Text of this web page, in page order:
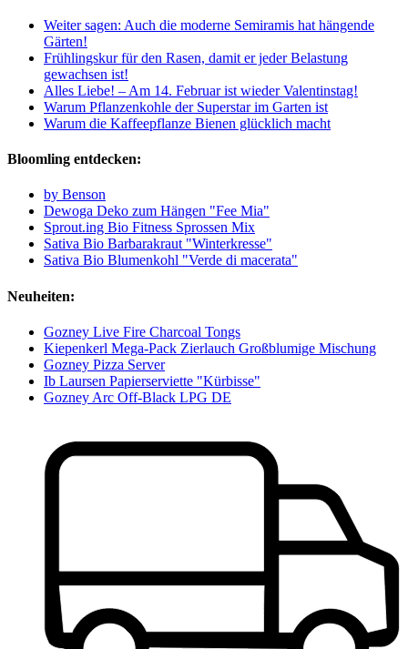
Weiter sagen: Auch die moderne Semiramis hat hängende
Gärten!
Frühlingskur für den Rasen, damit er jeder Belastung
gewachsen ist!
Alles Liebe! – Am 14. Februar ist wieder Valentinstag!
Warum Pflanzenkohle der Superstar im Garten ist
Warum die Kaffeepflanze Bienen glücklich macht
Bloomling entdecken:
by Benson
Dewoga Deko zum Hängen "Fee Mia"
Sprout.ing Bio Fitness Sprossen Mix
Sativa Bio Barbarakraut "Winterkresse"
Sativa Bio Blumenkohl "Verde di macerata"
Neuheiten:
Gozney Live Fire Charcoal Tongs
Kiepenkerl Mega-Pack Zierlauch Großblumige Mischung
Gozney Pizza Server
Ib Laursen Papierserviette "Kürbisse"
Gozney Arc Off-Black LPG DE